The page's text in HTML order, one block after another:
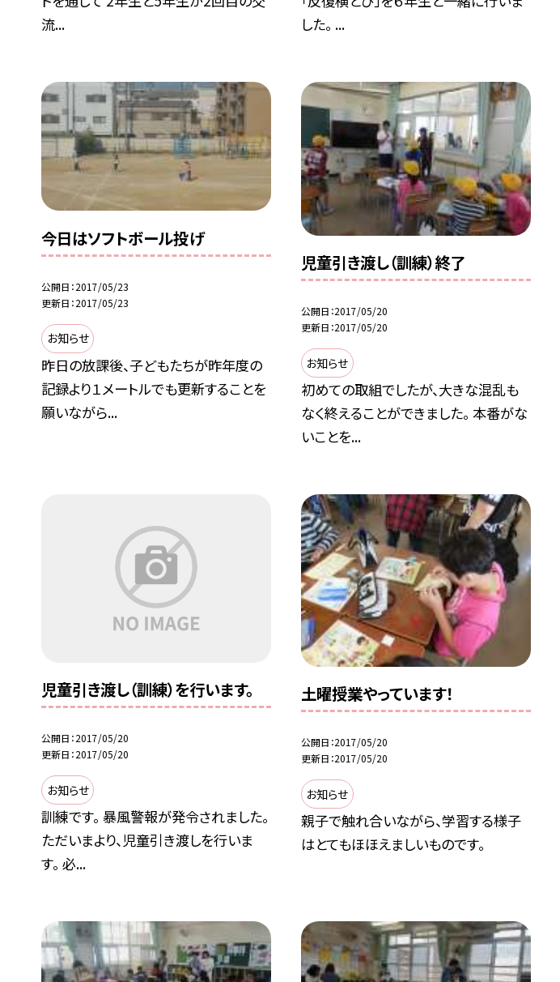
流...
した。 ...
今日はソフトボール投げ
公開日 2017/05/23
更新日 2017/05/23
お知らせ
昨日の放課後、子どもたちが昨年度の
記録より１メートルでも更新することを
願いながら...
児童引き渡し（訓練）終了
公開日 2017/05/20
更新日 2017/05/20
お知らせ
初めての取組でしたが、大きな混乱も
なく終えることができました。 本番がな
いことを...
児童引き渡し（訓練）を行います。
公開日 2017/05/20
更新日 2017/05/20
お知らせ
訓練です。 暴風警報が発令されました。
ただいまより、児童引き渡しを行いま
す。 必...
土曜授業やっています！
公開日 2017/05/20
更新日 2017/05/20
お知らせ
親子で触れ合いながら、学習する様子
はとてもほほえましいものです。